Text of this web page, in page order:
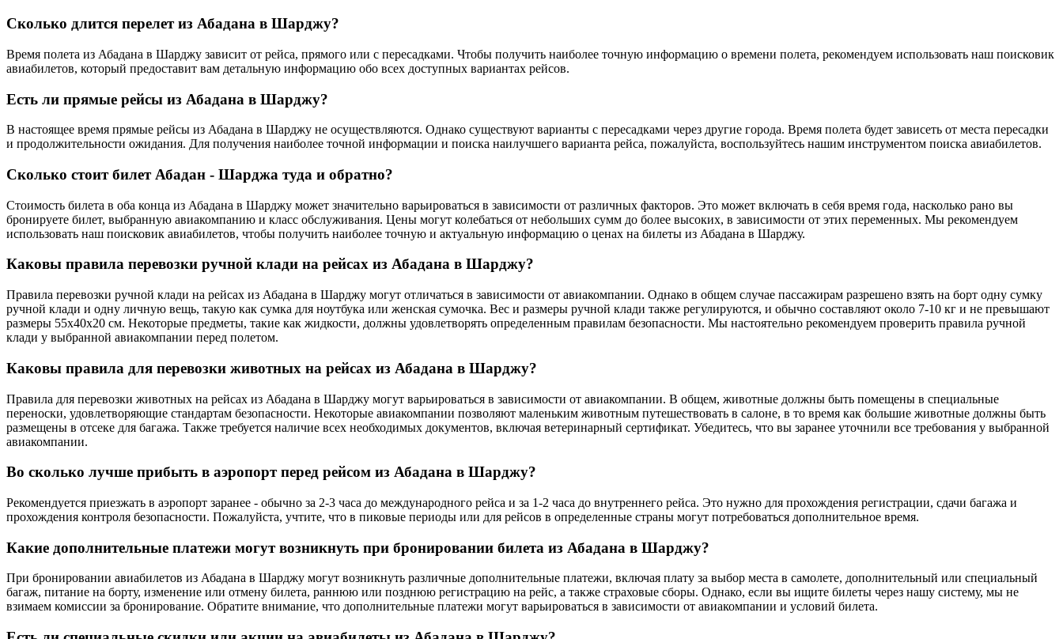
Сколько длится перелет из Абадана в Шарджу?
Время полета из Абадана в Шарджу зависит от рейса, прямого или с пересадками. Чтобы получить наиболее точную информацию о времени полета, рекомендуем использовать наш поисковик
авиабилетов, который предоставит вам детальную информацию обо всех доступных вариантах рейсов.
Есть ли прямые рейсы из Абадана в Шарджу?
В настоящее время прямые рейсы из Абадана в Шарджу не осуществляются. Однако существуют варианты с пересадками через другие города. Время полета будет зависеть от места пересадки
и продолжительности ожидания. Для получения наиболее точной информации и поиска наилучшего варианта рейса, пожалуйста, воспользуйтесь нашим инструментом поиска авиабилетов.
Сколько стоит билет Абадан - Шарджа туда и обратно?
Стоимость билета в оба конца из Абадана в Шарджу может значительно варьироваться в зависимости от различных факторов. Это может включать в себя время года, насколько рано вы
бронируете билет, выбранную авиакомпанию и класс обслуживания. Цены могут колебаться от небольших сумм до более высоких, в зависимости от этих переменных. Мы рекомендуем
использовать наш поисковик авиабилетов, чтобы получить наиболее точную и актуальную информацию о ценах на билеты из Абадана в Шарджу.
Каковы правила перевозки ручной клади на рейсах из Абадана в Шарджу?
Правила перевозки ручной клади на рейсах из Абадана в Шарджу могут отличаться в зависимости от авиакомпании. Однако в общем случае пассажирам разрешено взять на борт одну сумку
ручной клади и одну личную вещь, такую как сумка для ноутбука или женская сумочка. Вес и размеры ручной клади также регулируются, и обычно составляют около 7-10 кг и не превышают
размеры 55x40x20 см. Некоторые предметы, такие как жидкости, должны удовлетворять определенным правилам безопасности. Мы настоятельно рекомендуем проверить правила ручной
клади у выбранной авиакомпании перед полетом.
Каковы правила для перевозки животных на рейсах из Абадана в Шарджу?
Правила для перевозки животных на рейсах из Абадана в Шарджу могут варьироваться в зависимости от авиакомпании. В общем, животные должны быть помещены в специальные
переноски, удовлетворяющие стандартам безопасности. Некоторые авиакомпании позволяют маленьким животным путешествовать в салоне, в то время как большие животные должны быть
размещены в отсеке для багажа. Также требуется наличие всех необходимых документов, включая ветеринарный сертификат. Убедитесь, что вы заранее уточнили все требования у выбранной
авиакомпании.
Во сколько лучше прибыть в аэропорт перед рейсом из Абадана в Шарджу?
Рекомендуется приезжать в аэропорт заранее - обычно за 2-3 часа до международного рейса и за 1-2 часа до внутреннего рейса. Это нужно для прохождения регистрации, сдачи багажа и
прохождения контроля безопасности. Пожалуйста, учтите, что в пиковые периоды или для рейсов в определенные страны могут потребоваться дополнительное время.
Какие дополнительные платежи могут возникнуть при бронировании билета из Абадана в Шарджу?
При бронировании авиабилетов из Абадана в Шарджу могут возникнуть различные дополнительные платежи, включая плату за выбор места в самолете, дополнительный или специальный
багаж, питание на борту, изменение или отмену билета, раннюю или позднюю регистрацию на рейс, а также страховые сборы. Однако, если вы ищите билеты через нашу систему, мы не
взимаем комиссии за бронирование. Обратите внимание, что дополнительные платежи могут варьироваться в зависимости от авиакомпании и условий билета.